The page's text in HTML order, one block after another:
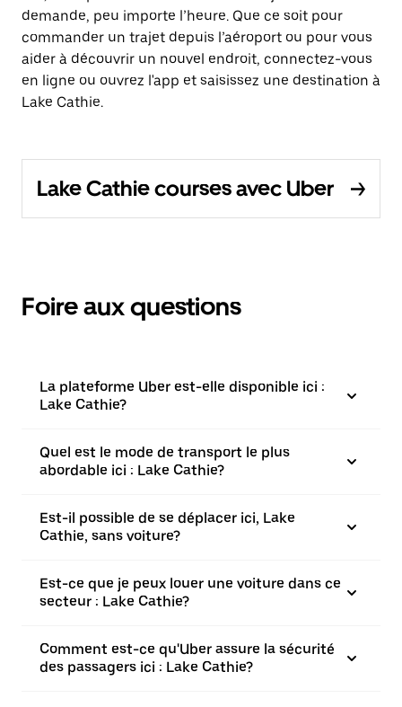
demande, peu importe l’heure. Que ce soit pour
commander un trajet depuis l’aéroport ou pour vous
aider à découvrir un nouvel endroit, connectez-vous
en ligne ou ouvrez l'app et saisissez une destination à
Lake Cathie.
Lake Cathie courses avec Uber
Foire aux questions
La plateforme Uber est-elle disponible ici :
Lake Cathie?
Quel est le mode de transport le plus
abordable ici : Lake Cathie?
Est-il possible de se déplacer ici, Lake
Cathie, sans voiture?
Est-ce que je peux louer une voiture dans ce
secteur : Lake Cathie?
Comment est-ce qu'Uber assure la sécurité
des passagers ici : Lake Cathie?